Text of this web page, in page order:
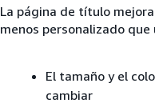
La página de título
menos personalizado
El tamaño y el
cambiar